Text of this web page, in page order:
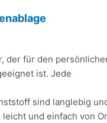
der für den
ist. Jede
sind langlebig
und einfach von